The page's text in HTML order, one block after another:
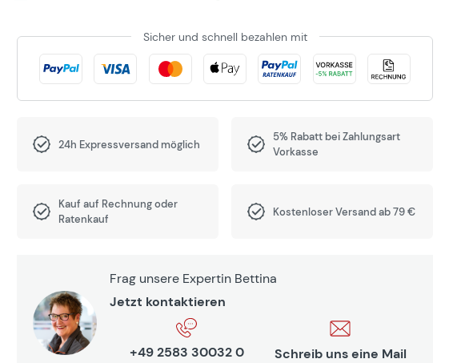
Sicher und schnell bezahlen mit
24h Expressversand möglich
5% Rabatt bei Zahlungsart
Vorkasse
Kauf auf Rechnung oder
Ratenkauf
Kostenloser Versand ab 79 €
Frag unsere Expertin Bettina
Jetzt kontaktieren
+49 2583 30032 0 Schreib uns eine Mail